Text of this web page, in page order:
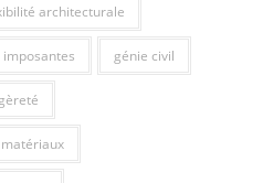
architecturale
génie civil